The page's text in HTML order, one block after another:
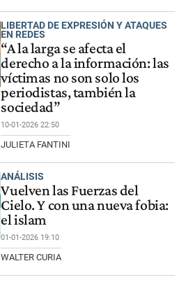
LIBERTAD DE EXPRESIÓN Y ATAQUES
EN REDES
“A la larga se afecta el
derecho a la información: las
víctimas no son solo los
periodistas, también la
sociedad”
10-01-2026 22:50
JULIETA FANTINI
ANÁLISIS
Vuelven las Fuerzas del
Cielo. Y con una nueva fobia:
el islam
01-01-2026 19:10
WALTER CURIA